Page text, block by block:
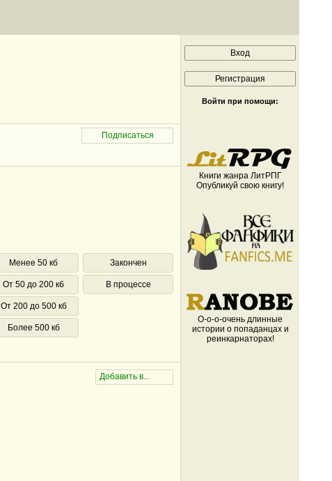
Менее 50 кб
От 50 до 200 кб
От 200 до 500 кб
Более 500 кб
Закончен
В процессе
Войти при помощи:
Книги жанра ЛитРПГ
Опубликуй свою книгу!
О-о-о-очень длинные
истории о попаданцах и
реинкарнаторах!